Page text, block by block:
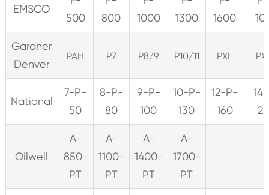
EMSCO
500
800
1000
1300
1600
Gardner
Denver
PAH P7 P8/9 P10/11 PXL
National
7-P-
50
8-P-
80
9-P-
100
10-P-
130
12-P-
160
Oilwell
A-
850-
PT
A-
1100-
PT
A-
1400-
PT
A-
1700-
PT